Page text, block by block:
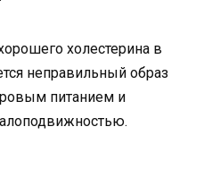
холестерина в
неправильный образ
питанием и